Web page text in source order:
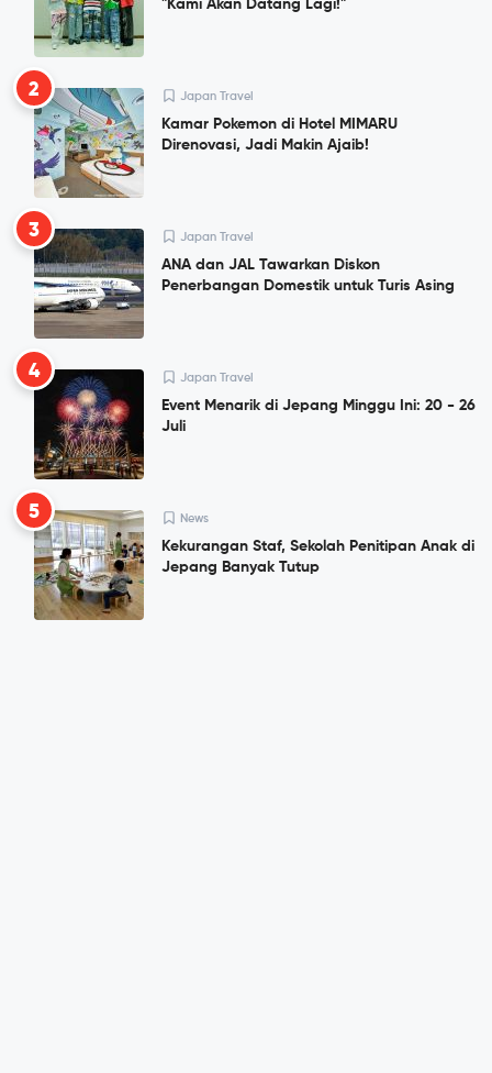
"Kami Akan Datang Lagi!"
2 Japan Travel
Kamar Pokemon di Hotel MIMARU
Direnovasi, Jadi Makin Ajaib!
3 Japan Travel
ANA dan JAL Tawarkan Diskon
Penerbangan Domestik untuk Turis Asing
4 Japan Travel
Event Menarik di Jepang Minggu Ini: 20 - 26
Juli
5 News
Kekurangan Staf, Sekolah Penitipan Anak di
Jepang Banyak Tutup